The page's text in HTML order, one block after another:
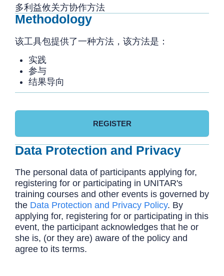
多利益攸关方协作方法
Methodology
该工具包提供了一种方法，该方法是：
实践
参与
结果导向
REGISTER
Data Protection and Privacy
The personal data of participants applying for,
registering for or participating in UNITAR's
training courses and other events is governed by
the Data Protection and Privacy Policy. By
applying for, registering for or participating in this
event, the participant acknowledges that he or
she is, (or they are) aware of the policy and
agree to its terms.